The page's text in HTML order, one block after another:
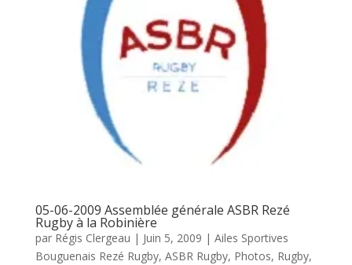
05-06-2009 Assemblée générale ASBR Rezé
Rugby à la Robinière
par Régis Clergeau | Juin 5, 2009 | Ailes Sportives
Bouguenais Rezé Rugby, ASBR Rugby, Photos, Rugby,